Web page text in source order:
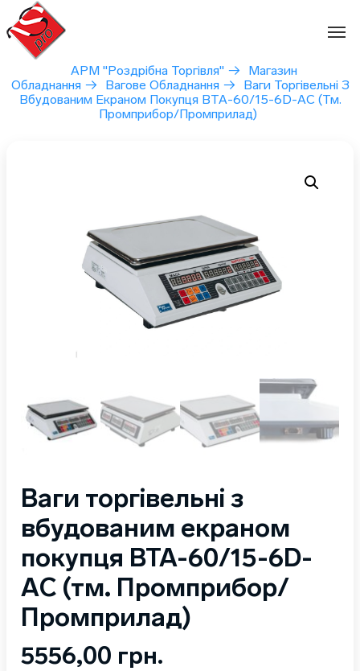
Перейти
вмісту
АРМ "Роздрібна Торгівля" →
Магазин
Обладнання → Вагове Обладнання →
Ваги Торгівельні З
Вбудованим Екраном Покупця ВТА-60/15-6D-AС (тм.
Промприбор/Промприлад)
Ваги торгівельні з
вбудованим екраном
покупця ВТА-60/15-6D-
AС (тм. Промприбор/
Промприлад)
5556,00 грн.